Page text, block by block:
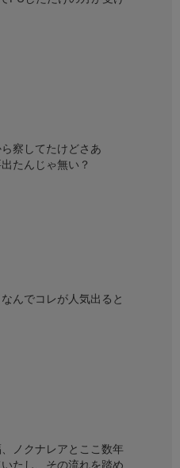
察してたけどさあ
たんじゃ無い？
んでコレが人気出ると
ノクナレアとここ数年
たし、その流れを踏め